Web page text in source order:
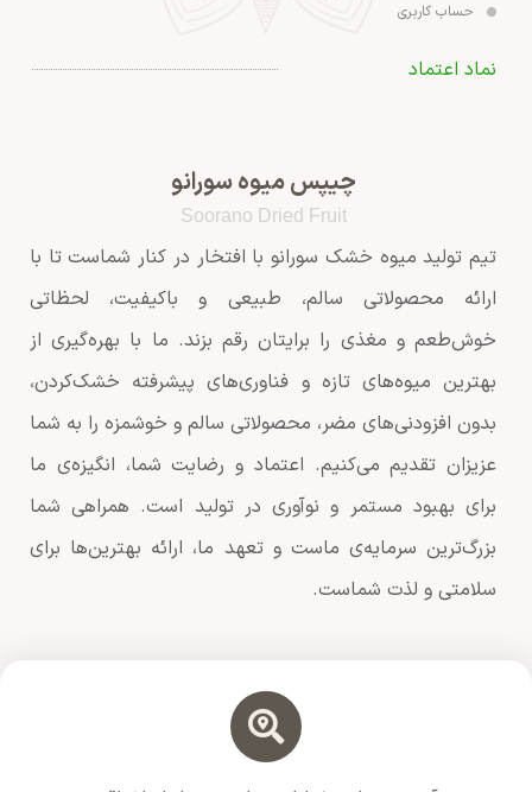
حساب کاربری
نماد اعتماد
چیپس میوه سورانو
Soorano Dried Fruit
تیم تولید میوه خشک سورانو با افتخار در کنار شماست تا با
ارائه محصولاتی سالم، طبیعی و باکیفیت، لحظاتی
خوش‌طعم و مغذی را برایتان رقم بزند. ما با بهره‌گیری از
بهترین میوه‌های تازه و فناوری‌های پیشرفته خشک‌کردن،
بدون افزودنی‌های مضر، محصولاتی سالم و خوشمزه را به شما
عزیزان تقدیم می‌کنیم. اعتماد و رضایت شما، انگیزه‌ی ما
برای بهبود مستمر و نوآوری در تولید است. همراهی شما
بزرگ‌ترین سرمایه‌ی ماست و تعهد ما، ارائه بهترین‌ها برای
سلامتی و لذت شماست.